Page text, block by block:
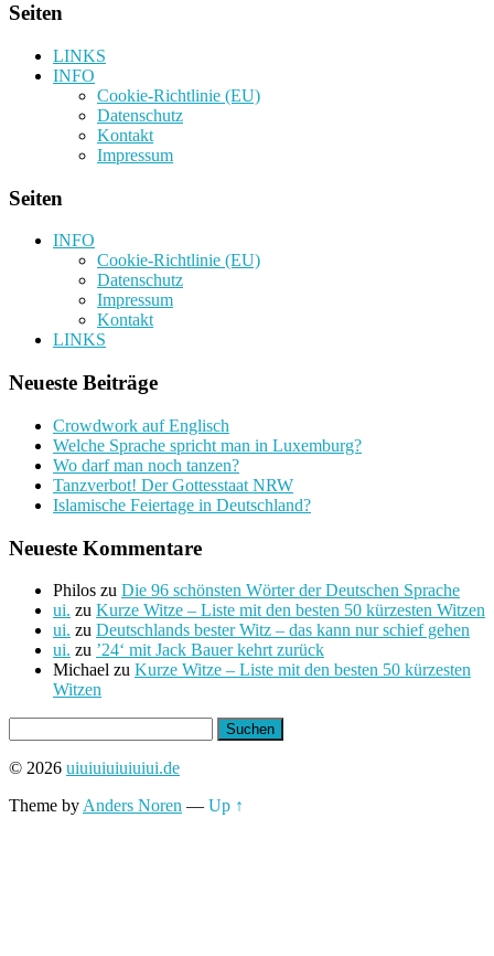
Seiten
LINKS
INFO
Cookie-Richtlinie (EU)
Datenschutz
Kontakt
Impressum
Seiten
INFO
Cookie-Richtlinie (EU)
Datenschutz
Impressum
Kontakt
LINKS
Neueste Beiträge
Crowdwork auf Englisch
Welche Sprache spricht man in Luxemburg?
Wo darf man noch tanzen?
Tanzverbot! Der Gottesstaat NRW
Islamische Feiertage in Deutschland?
Neueste Kommentare
Philos zu Die 96 schönsten Wörter der Deutschen Sprache
ui. zu Kurze Witze – Liste mit den besten 50 kürzesten Witzen
ui. zu Deutschlands bester Witz – das kann nur schief gehen
ui. zu ’24‘ mit Jack Bauer kehrt zurück
Michael zu Kurze Witze – Liste mit den besten 50 kürzesten
Witzen
nach:
© 2026 uiuiuiuiuiuiui.de
Theme by Anders Noren — Up ↑